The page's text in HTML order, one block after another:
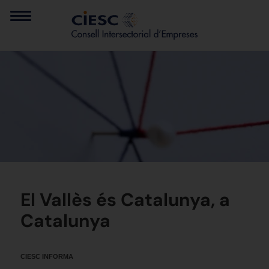
El Vallès és Catalunya, a
Catalunya
CIESC INFORMA